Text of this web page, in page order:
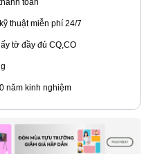
toán
thuật miễn phí 24/7
tờ đầy đủ CQ,CO
năm kinh nghiệm